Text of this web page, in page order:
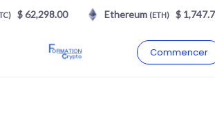
Commencer
$ 62,298.00 Ethereum(ETH) $ 1,747.71